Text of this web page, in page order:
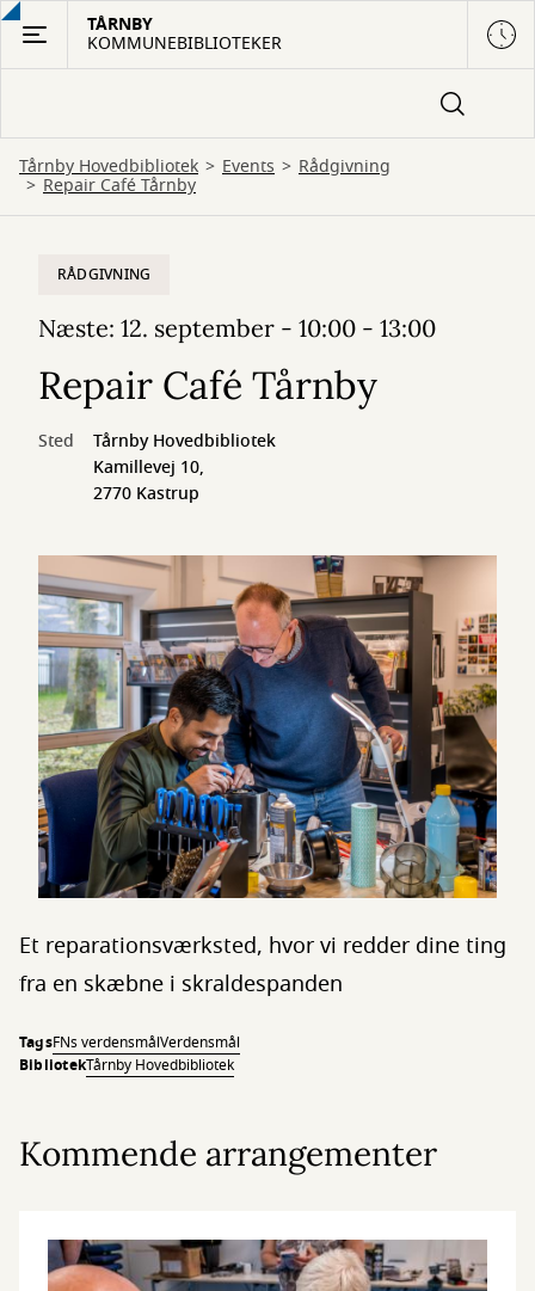
Gå
hovedindhold
TÅRNBY
KOMMUNEBIBLIOTEKER
Tårnby Hovedbibliotek Events Rådgivning
Repair Café Tårnby
RÅDGIVNING
Næste: 12. september - 10:00 - 13:00
Repair Café Tårnby
Sted
Tårnby Hovedbibliotek
Kamillevej 10,
2770 Kastrup
Et reparationsværksted, hvor vi redder dine ting
fra en skæbne i skraldespanden
TagsFNs verdensmålVerdensmål
BibliotekTårnby Hovedbibliotek
Kommende arrangementer